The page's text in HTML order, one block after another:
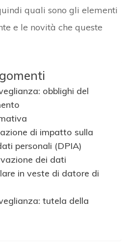
quali sono gli elementi
e le novità che queste
obblighi del
di impatto sulla
personali (DPIA)
dei dati
in veste di datore di
tutela della